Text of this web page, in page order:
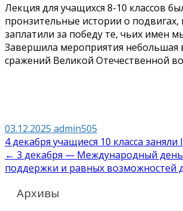
Лекция для учащихся 8-10 классов
пронзительные истории о
заплатили за победу те, чьих имен
Завершила мероприятия небольшая
сражений Великой Отечественной
03.12.2025 admin505
Навигация
по
записям
4 декабря учащиеся 10 класса
← 3 декабря — Международный
поддержки и равных возможностей
Архивы